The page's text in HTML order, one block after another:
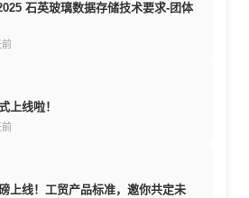
石英玻璃数据存储技术要求-团体
前
上线啦！
前
上线！工贸产品标准，邀你共定未